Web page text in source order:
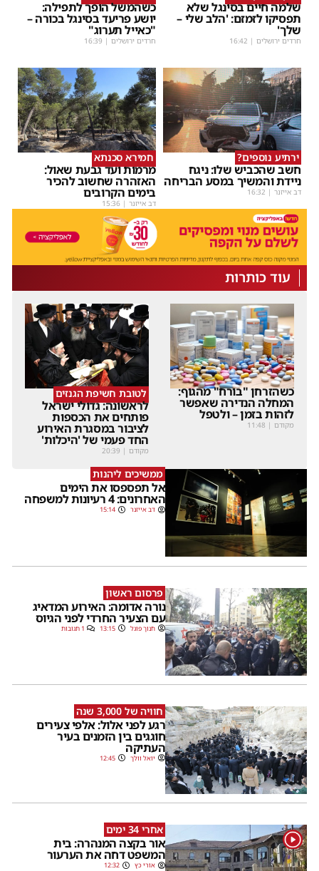
שלמה חיים בסינגל שלא
תפסיקו לזמזם: 'הלב שלי –
שלך'
חרדים ירושלים |
16:42
כשהמשל הופך לתפילה:
יושע פריעד בסינגל בכורה –
"כאייל תערוג"
חרדים ירושלים |
16:39
ירתיע נוספים?
חשב שהכביש שלו: ניגח
ניידת והמשיך במסע הבריחה
דב אייזנר |
16:32
חמירא סכנתא
מרמות ועד גבעת שאול:
האזהרה שחשוב להכיר
בימים הקרובים
דב אייזנר |
15:36
עוד כותרות
כשהזרחן "בורח" מהגוף:
המחלה הנדירה שאפשר
לזהות בזמן – ולטפל
מקודם |
11:48
לטובת חשיפת הגנזים
לראשונה: גדולי ישראל
פותחים את הכספות
לציבור במסגרת האירוע
החד פעמי של 'היכלות'
מקודם |
20:39
ממשיכים ליהנות
אל תפספסו את הימים
האחרונים: 4 רעיונות למשפחה
דב אייזנר 15:14
פרסום ראשון
נורה אדומה: האירוע המדאיג
עם הצעיר החרדי לפני הגיוס
חנוך פוגל 13:15 1 תגובות
חוויה של 3,000 שנה
רגע לפני אלול: אלפי צעירים
חוגגים בין הזמנים בעיר
העתיקה
יואל וולך 12:45
1 אחרי 34 ימים
אור בקצה המנהרה: בית
המשפט דחה את הערעור
אורי כץ 12:32